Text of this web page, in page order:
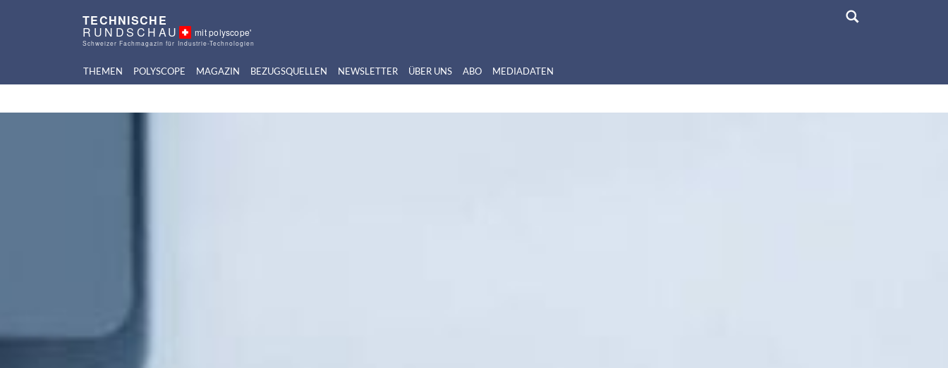
TECHNISCHE
RUNDSCHAU mit polyscope'
Schweizer Fachmagazin für Industrie-Technologien
THEMEN POLYSCOPE MAGAZIN BEZUGSQUELLEN NEWSLETTER ÜBER UNS ABO MEDIADATEN